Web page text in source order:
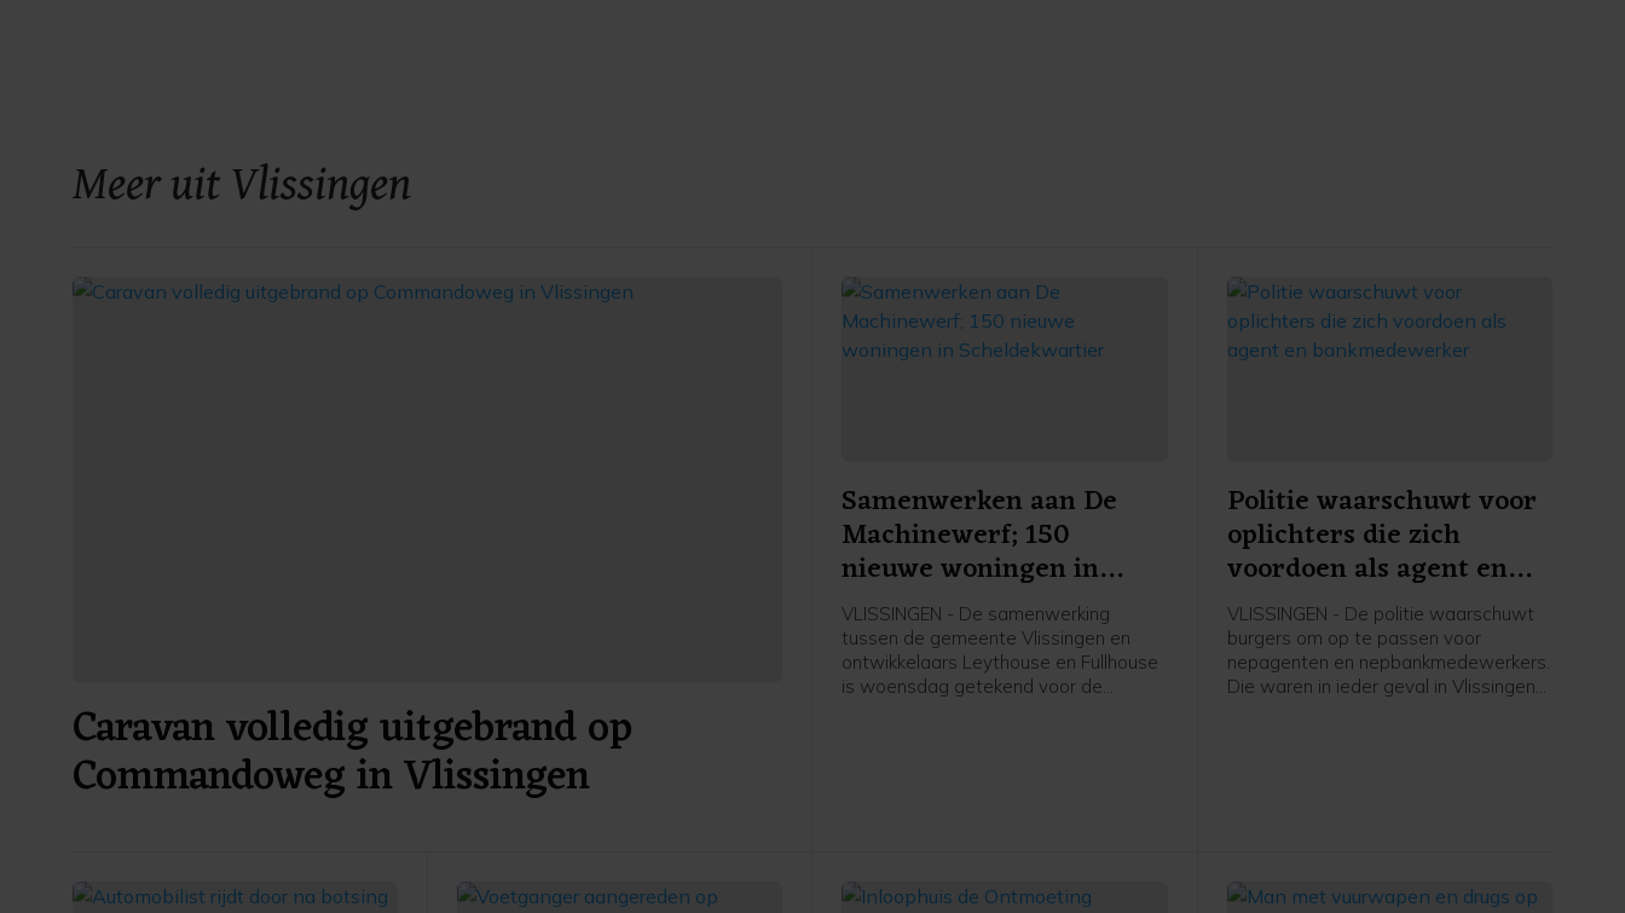
Meer uit Vlissingen
Caravan volledig uitgebrand op
Commandoweg in Vlissingen
Samenwerken aan De
Machinewerf; 150
nieuwe woningen in
Scheldekwartier
VLISSINGEN - De samenwerking
tussen de gemeente Vlissingen en
ontwikkelaars Leythouse en Fullhouse
is woensdag getekend voor de
Politie waarschuwt voor
oplichters die zich
voordoen als agent en
bankmedewerker
VLISSINGEN - De politie waarschuwt
burgers om op te passen voor
nepagenten en nepbankmedewerkers.
Die waren in ieder geval in Vlissingen